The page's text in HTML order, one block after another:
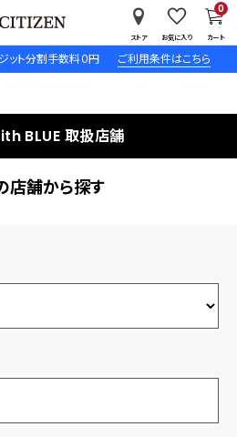
ット分割手数料０円 ご利用条件はこちら
ストア お気に入り カート
0
BLUE 取扱店舗
店舗から探す